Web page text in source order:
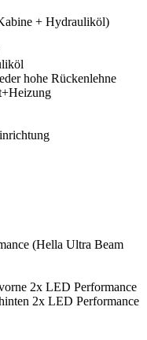
+ Hydrauliköl)
hohe Rückenlehne
(Hella Ultra Beam
2x LED Performance
2x LED Performance